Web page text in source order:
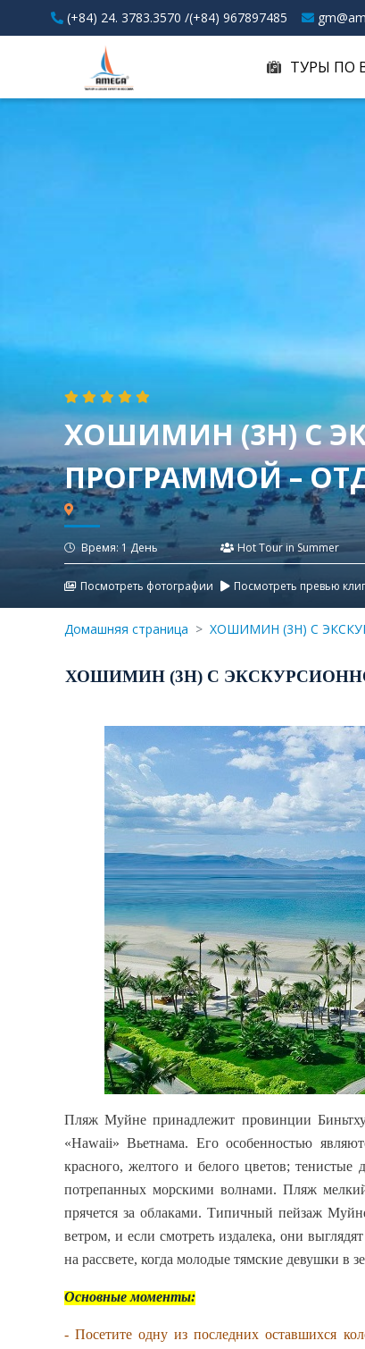
(+84) 24. 3783.3570 /(+84) 967897485
ТУРЫ ПО
ХОШИМИН (3Н) С
Время: 1 День Hot Tour in Summer
Посмотреть фотографии Посмотреть превью
Домашняя страница ХОШИМИН (3Н) С
ХОШИМИН (3Н) С
Пляж Муйне принадлежит провинции
«Hawaii» Вьетнама. Его особенностью
красного, желтого и белого цветов;
потрепанных морскими волнами. Пляж
прячется за облаками. Типичный пейзаж
ветром, и если смотреть издалека, они
на рассвете, когда молодые тямские девушки в
Основные моменты:
-Посетите одну из последних оставшихся